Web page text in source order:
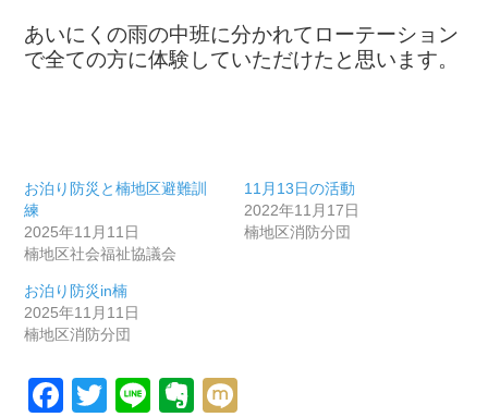
あいにくの雨の中班に分かれてローテーション
で全ての方に体験していただけたと思います。
お泊り防災と楠地区避難訓
練
2025年11月11日
楠地区社会福祉協議会
11月13日の活動
2022年11月17日
楠地区消防分団
お泊り防災in楠
2025年11月11日
楠地区消防分団
Facebook
Twitter
LineEvernote